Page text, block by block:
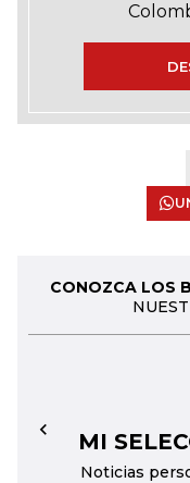
CONOZCA LOS
MI
Noticias
←